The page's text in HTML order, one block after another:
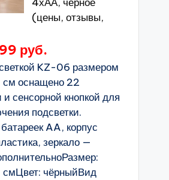
(цены, отзывы,
руб.
KZ-06 размером
см оснащено 22
сенсорной кнопкой для
подсветки.
AA, корпус
зеркало —
смЦвет: чёрныйВид